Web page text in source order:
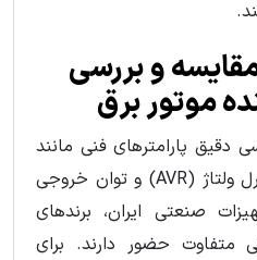
و بررسی
موتور برق
دقیق پارامترهای فنی مانند
نوع سیم پیچ، سیستم کنترل ولتاژ (AVR) و توان خروجی
صنعتی ایران، برندهای
متفاوت حضور دارند. برای